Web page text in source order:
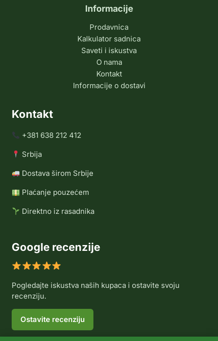
Informacije
Prodavnica
Kalkulator sadnica
Saveti i iskustva
O nama
Kontakt
Informacije o dostavi
Kontakt
+381 638 212 412
Srbija
Dostava širom Srbije
Plaćanje pouzećem
Direktno iz rasadnika
Google recenzije
Pogledajte iskustva naših kupaca i ostavite svoju
recenziju.
Ostavite recenziju